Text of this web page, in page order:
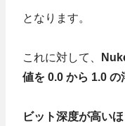
となります。
これに対して、
値を 0.0 から 1.0
ビット深度が高い